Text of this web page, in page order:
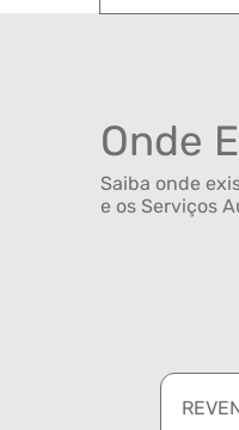
Onde
Saiba onde
e os Serviços